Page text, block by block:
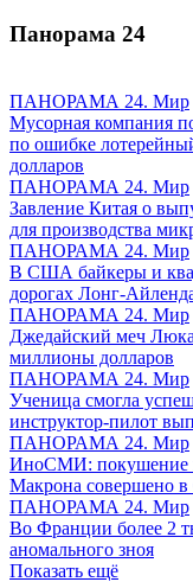
Панорама 24
ПАНОРАМА 24. Мир
Мусорная компания
по ошибке
долларов
ПАНОРАМА 24. Мир
Завление Китая о
для производства
ПАНОРАМА 24. Мир
В США байкеры и
дорогах Лонг-
ПАНОРАМА 24. Мир
Джедайский меч Люка
миллионы долларов
ПАНОРАМА 24. Мир
Ученица смогла
инструктор-пилот
ПАНОРАМА 24. Мир
ИноСМИ: покушение
Макрона совершено
ПАНОРАМА 24. Мир
Во Франции более 2
аномального зноя
Показать ещё